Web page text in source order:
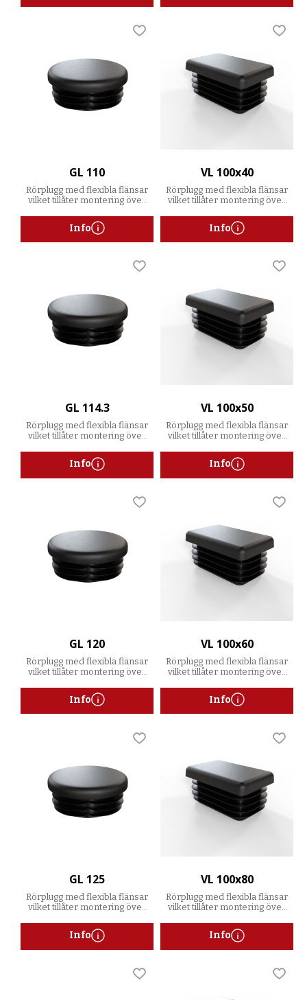
GL 110
Rörplugg med flexibla flänsar
vilket tillåter montering över
Lägg till i favoriter
Info
VL 100x40
Rörplugg med flexibla flänsar
vilket tillåter montering över
Info
GL 114.3
Rörplugg med flexibla flänsar
vilket tillåter montering över
Lägg till i favoriter
Info
VL 100x50
Rörplugg med flexibla flänsar
vilket tillåter montering över
Info
GL 120
Rörplugg med flexibla flänsar
vilket tillåter montering över
Lägg till i favoriter
Info
VL 100x60
Rörplugg med flexibla flänsar
vilket tillåter montering över
Info
GL 125
Rörplugg med flexibla flänsar
vilket tillåter montering över
Lägg till i favoriter
Info
VL 100x80
Rörplugg med flexibla flänsar
vilket tillåter montering över
Info
Lägg till i favoriter